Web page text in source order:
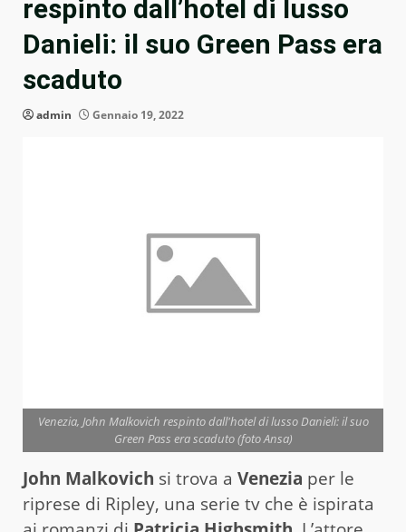
respinto dall’hotel di lusso
Danieli: il suo Green Pass era
scaduto
admin Gennaio 19, 2022
Venezia, John Malkovich respinto dall'hotel di lusso Danieli: il suo
Green Pass era scaduto (foto Ansa)
John Malkovich si trova a Venezia per le
riprese di Ripley, una serie tv che è ispirata